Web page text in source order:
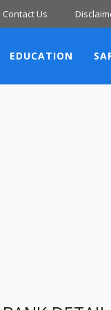
Contact Us
EDUCATION